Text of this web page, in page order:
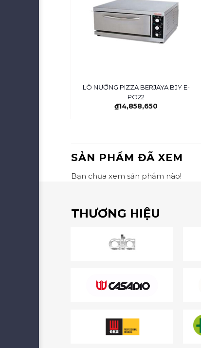
LÒ NƯỚNG PIZZA BERJAYA BJY E-
PO22
₫14,858,650
SẢN PHẨM ĐÃ XEM
Bạn chưa xem sản phẩm nào!
THƯƠNG HIỆU